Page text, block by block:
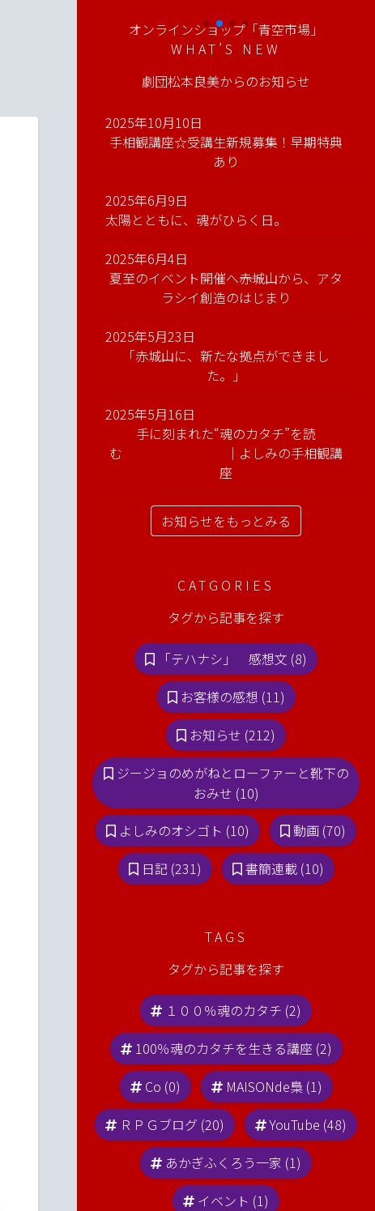
オンラインショップ「青空市場」
WHAT’S NEW
劇団松本良美からのお知らせ
2025年10月10日
手相観講座☆受講生新規募集！早期特典
あり
2025年6月9日
太陽とともに、魂がひらく日。
2025年6月4日
夏至のイベント開催へ――赤城山から、アタ
ラシイ創造のはじまり
2025年5月23日
「赤城山に、新たな拠点ができまし
た。」
2025年5月16日
手に刻まれた“魂のカタチ”を読
む ｜よしみの手相観講
座
お知らせをもっとみる
CATGORIES
タグから記事を探す
「テハナシ」 感想文 (8)
お客様の感想 (11)
お知らせ (212)
ジージョのめがねとローファーと靴下の
おみせ (10)
よしみのオシゴト (10)
動画 (70)
日記 (231)
書簡連載 (10)
TAGS
タグから記事を探す
１００％魂のカタチ (2)
100％魂のカタチを生きる講座 (2)
Co (0)
MAISONde梟 (1)
ＲＰＧブログ (20)
YouTube (48)
あかぎふくろう一家 (1)
イベント (1)